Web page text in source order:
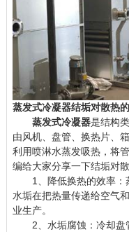
蒸发式冷凝器结垢对散热
蒸发式冷凝器是结构
由风机、盘管、换热片、
利用喷淋水蒸发吸热，将
编给大家分享一下结垢对
1、降低换热的效率：
水垢在把热量传递给空气
业生产。
2、水垢腐蚀：冷却盘